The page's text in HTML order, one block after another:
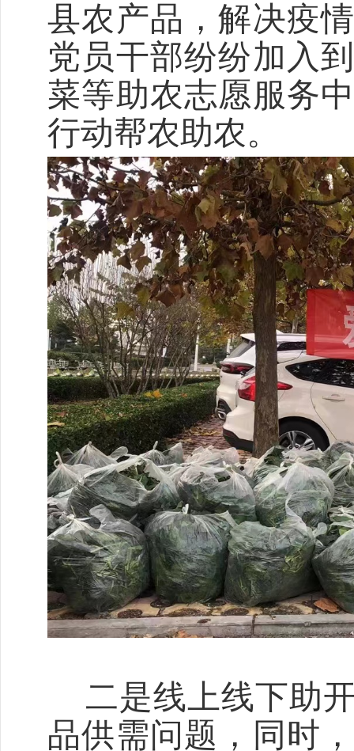
县农产品，解决疫
党员干部纷纷加入
菜等助农志愿服务
行动帮农助农。
二是线上线下助
品供需问题，同时